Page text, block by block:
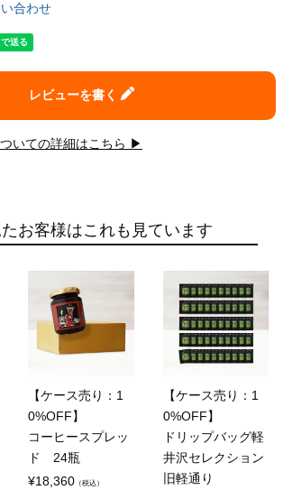
合わせ
レビューを書く
いての詳細はこちら ▶
お客様はこれも見ています
【ケース売り：1
0%OFF】
コーヒースプレッ
ド 24瓶
¥18,360 （税込）
【ケース売り：1
0%OFF】
ドリップバッグ軽
井沢セレクション
旧軽通り